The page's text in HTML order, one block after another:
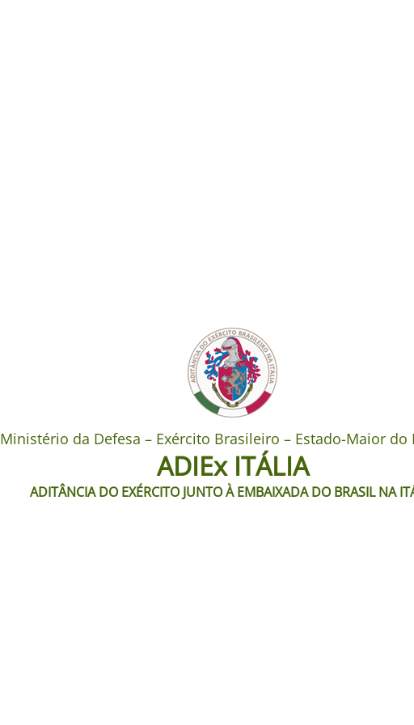
Ministério da Defesa – Exército Brasileiro – Estado-Maior do
ADIEx ITÁLIA
ADITÂNCIA DO EXÉRCITO JUNTO À EMBAIXADA DO BRASIL NA